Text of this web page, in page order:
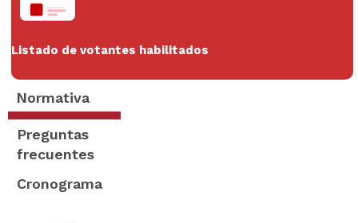
Listado de votantes habilitados
Normativa
Preguntas
frecuentes
Cronograma